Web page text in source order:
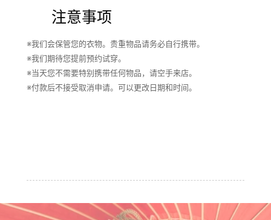
※我们会保管您的衣物。贵重物品请务必自行携带。
※我们期待您提前预约试穿。
※当天您不需要特别携带任何物品，请空手来店。
※付款后不接受取消申请。可以更改日期和时间。
注意事项